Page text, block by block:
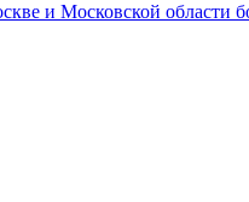
и Московской